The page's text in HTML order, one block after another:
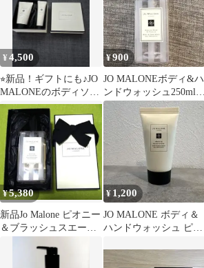
¥4,500
⭐︎新品！ギフトにも♪JO
MALONEのボディソー
プ30ml&ミルクローシ
ョン⭐︎
¥900
JO MALONEボディ&ハ
ンドウォッシュ250ml
空容器
¥5,380
新品Jo Malone ピオニー
＆ブラッシュスエード
¥ 1,200
JO MALONE ボディ＆
ハンドウォッシュ ピオ
ード